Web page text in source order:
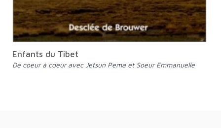
Enfants du Tibet
De coeur à coeur avec Jetsun Pema et Soeur Emmanuelle